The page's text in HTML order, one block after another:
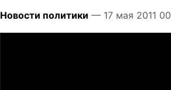
Новости политики — 17 мая 2011